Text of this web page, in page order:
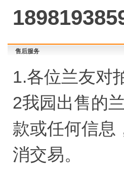
售后服务
1.各位兰友对
2我园出售的
款或任何信息
消交易。